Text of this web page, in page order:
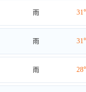
雨
雨
雨